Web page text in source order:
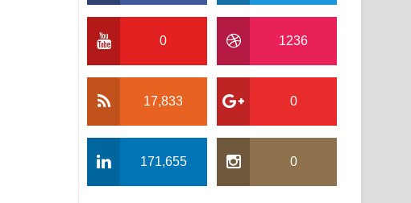
0 1236
17,833 0
171,655 0